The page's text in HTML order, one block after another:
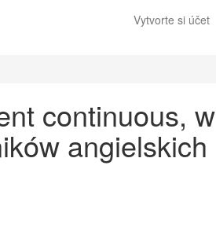
Vytvorte si účet
continuous, w
angielskich